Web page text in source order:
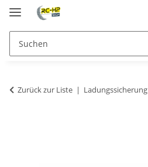
Zurück zur Liste Ladungssicherung